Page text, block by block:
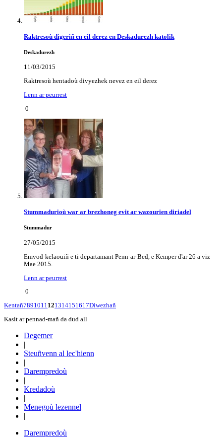
Raktresoù digeriñ en eil derez en Deskadurezh katolik
Deskadurezh
11/03/2015
Raktresoù hentadoù divyezhek nevez en eil derez
Lenn ar peurrest
0
Stummadurioù war ar brezhoneg evit ar wazourien diriadel
Stummadur
27/05/2015
Emvod-kelaouiñ e ti departamant Penn-ar-Bed, e Kemper d'ar 26 a viz
Mae 2015.
Lenn ar peurrest
0
Kentañ7891011121314151617Diwezhañ
Kasit ar pennad-mañ da dud all
Degemer
|
Steuñvenn al lec'hienn
|
Darempredoù
|
Kredadoù
|
Menegoù lezennel
|
Darempredoù